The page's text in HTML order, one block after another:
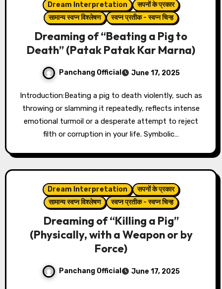
Dream Interpretation
सपनों के प्रकार
सामान्य स्वप्न विश्लेषण
स्वप्न प्रतीक - स्वप्न चिन्ह
Dreaming of “Beating a Pig to
Death” (Patak Patak Kar Marna)
Panchang Official June 17, 2025
Introduction:Beating a pig to death violently, such as
throwing or slamming it repeatedly, reflects intense
emotional turmoil or a desperate attempt to reject
filth or corruption in your life. Symbolic…
Dream Interpretation
सपनों के प्रकार
सामान्य स्वप्न विश्लेषण
स्वप्न प्रतीक - स्वप्न चिन्ह
Dreaming of “Killing a Pig”
(Physically, with a Weapon or by
Force)
Panchang Official June 17, 2025